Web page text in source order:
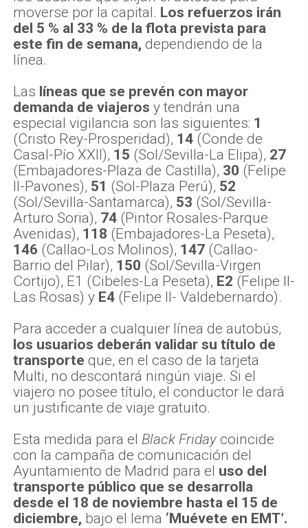
moverse por la capital. Los refuerzos irán
del 5 % al 33 % de la flota prevista para
este fin de semana, dependiendo de la
línea.
Las líneas que se prevén con mayor
demanda de viajeros y tendrán una
especial vigilancia son las siguientes: 1
(Cristo Rey-Prosperidad), 14 (Conde de
Casal-Pío XXII), 15 (Sol/Sevilla-La Elipa), 27
(Embajadores-Plaza de Castilla), 30 (Felipe
II-Pavones), 51 (Sol-Plaza Perú), 52
(Sol/Sevilla-Santamarca), 53 (Sol/Sevilla-
Arturo Soria), 74 (Pintor Rosales-Parque
Avenidas), 118 (Embajadores-La Peseta),
146 (Callao-Los Molinos), 147 (Callao-
Barrio del Pilar), 150 (Sol/Sevilla-Virgen
Cortijo), E1 (Cibeles-La Peseta), E2 (Felipe II-
Las Rosas) y E4 (Felipe II- Valdebernardo).
Para acceder a cualquier línea de autobús,
los usuarios deberán validar su título de
transporte que, en el caso de la tarjeta
Multi, no descontará ningún viaje. Si el
viajero no posee título, el conductor le dará
un justificante de viaje gratuito.
Esta medida para el Black Friday coincide
con la campaña de comunicación del
Ayuntamiento de Madrid para el uso del
transporte público que se desarrolla
desde el 18 de noviembre hasta el 15 de
diciembre, bajo el lema ‘Muévete en EMT’.